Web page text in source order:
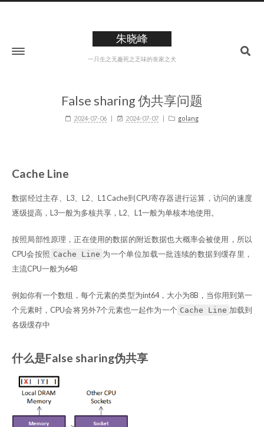
朱晓峰
一只生之无趣死之乏味的丧家之犬
False sharing 伪共享问题
2024-07-06 2024-07-07 golang
Cache Line
数据经过主存、L3、L2、L1 Cache到CPU寄存器进行运算，访问的速度
逐级提高，L3一般为多核共享，L2、L1一般为单核本地使用。
按照局部性原理，正在使用的数据的附近数据也大概率会被使用，所以
CPU会按照 Cache Line 为一个单位加载一批连续的数据到缓存里，
主流CPU一般为64B
例如你有一个数组，每个元素的类型为int64，大小为8B，当你用到第一
个元素时，CPU会将另外7个元素也一起作为一个 Cache Line 加载到
各级缓存中
什么是False sharing伪共享